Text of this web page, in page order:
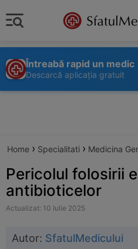
Întreabă rapid un medic
Descarcă aplicația gratuit
Home › Specialitati › Medicina
Pericolul folosirii
antibioticelor
Actualizat: 10 Iulie 2025
Autor: SfatulMedicului